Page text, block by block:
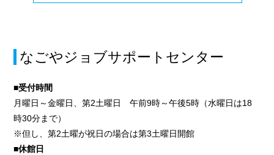
なごやジョブサポートセンター
■受付時間
月曜日～金曜日、第2土曜日 午前9時～午後5時（水曜日は18
時30分まで）
※但し、第2土曜が祝日の場合は第3土曜日開館
■休館日